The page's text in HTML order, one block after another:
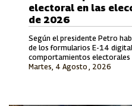
Martes, 4 Agosto , 2026
electoral en las
de 2026
Según el presidente Petro
de los formularios E-14
comportamientos electorales
proceso de escrutinio de los